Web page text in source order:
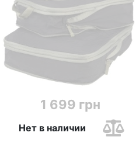
1 699 грн
Нет в наличии